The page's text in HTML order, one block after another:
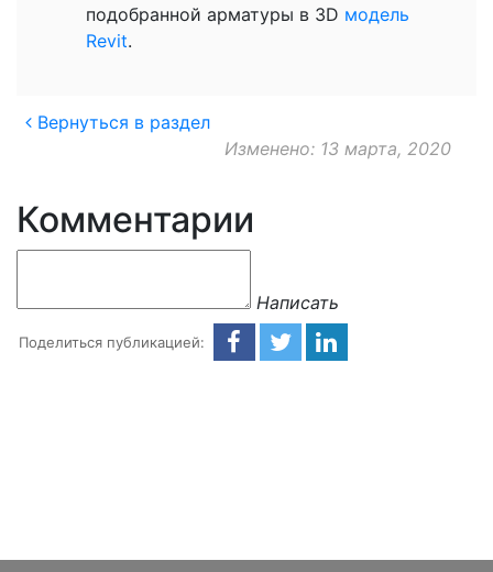
подобранной арматуры в 3D модель
Revit.
Вернуться в раздел
Изменено: 13 марта, 2020
Комментарии
Написать
Поделиться публикацией: